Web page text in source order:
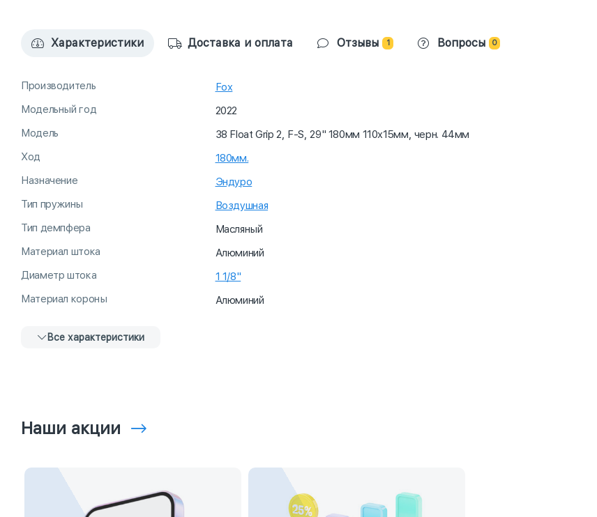
Характеристики Доставка и оплата Отзывы 1 Вопросы 0
Производитель
Fox
Модельный год
2022
Модель
38 Float Grip 2, F-S, 29" 180мм 110x15мм, черн. 44мм
Ход
180мм.
Назначение
Эндуро
Тип пружины
Воздушная
Тип демпфера
Масляный
Материал штока
Алюминий
Диаметр штока
1 1/8"
Материал короны
Алюминий
Все характеристики
Наши акции